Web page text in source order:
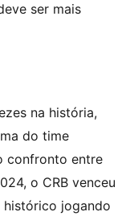
ser mais
na história,
do time
confronto entre
o CRB venceu
histórico jogando